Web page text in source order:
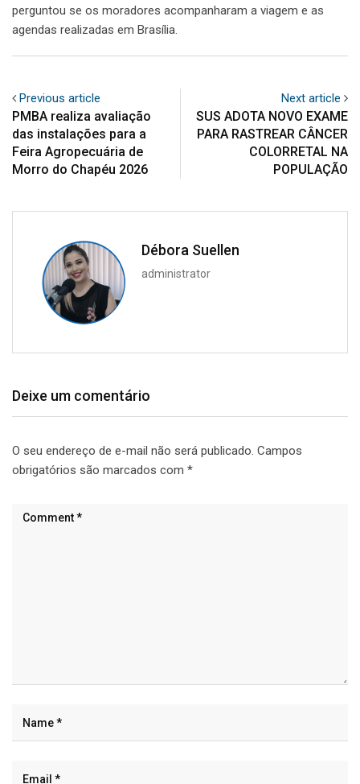
perguntou se os moradores acompanharam a viagem e as
agendas realizadas em Brasília.
Previous article
PMBA realiza avaliação
das instalações para a
Feira Agropecuária de
Morro do Chapéu 2026
Next article
SUS ADOTA NOVO EXAME
PARA RASTREAR CÂNCER
COLORRETAL NA
POPULAÇÃO
Débora Suellen
administrator
Deixe um comentário
O seu endereço de e-mail não será publicado. Campos
obrigatórios são marcados com *